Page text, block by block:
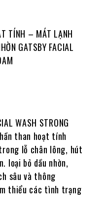
TÍNH – MÁT LẠNH
GATSBY FACIAL
WASH STRONG
than hoạt tính
lỗ chân lông, hút
loại bỏ dầu nhờn,
sâu và thông
thiểu các tình trạng